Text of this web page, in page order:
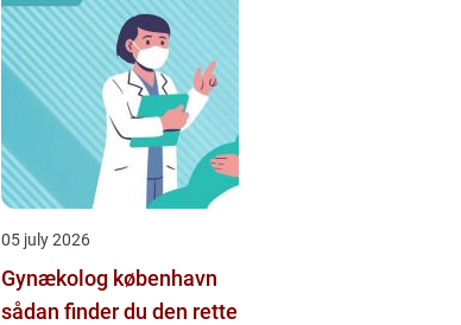
05 july 2026
Gynækolog københavn
sådan finder du den rette